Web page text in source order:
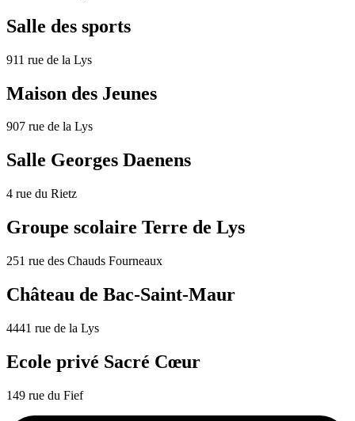
Salle des sports
911 rue de la Lys
Maison des Jeunes
907 rue de la Lys
Salle Georges Daenens
4 rue du Rietz
Groupe scolaire Terre de Lys
251 rue des Chauds Fourneaux
Château de Bac-Saint-Maur
4441 rue de la Lys
Ecole privé Sacré Cœur
149 rue du Fief